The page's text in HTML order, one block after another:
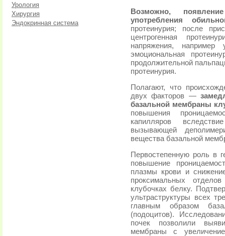
Урология
Хирургия
Эндокринная система
Возможно,
употребления
протеинурия; после
центрогенная
напряжения,
эмоциональная
продолжительной
протеинурия.
Полагают, что
двух факторов —
базальной мембраны
повышения
капилляров
вызывающей
вещества базальной
Первостепенную роль в
повышение
плазмы крови и
проксимальных
клубочках белку.
ультраструктуры всех
главным образом
(подоцитов).
почек позволили
мембраны с